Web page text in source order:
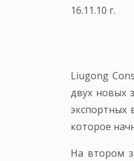
16.11.10 г.
Liugong
двух новых
экспортных
которое
На втором